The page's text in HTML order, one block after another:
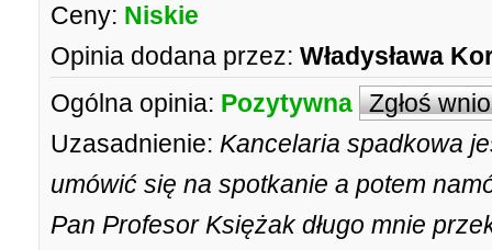
Ceny: Niskie
Opinia dodana przez: Władysława
Ogólna opinia: Pozytywna Zgłoś
Uzasadnienie: Kancelaria spadkowa
umówić się na spotkanie a potem
Pan Profesor Księżak długo mnie